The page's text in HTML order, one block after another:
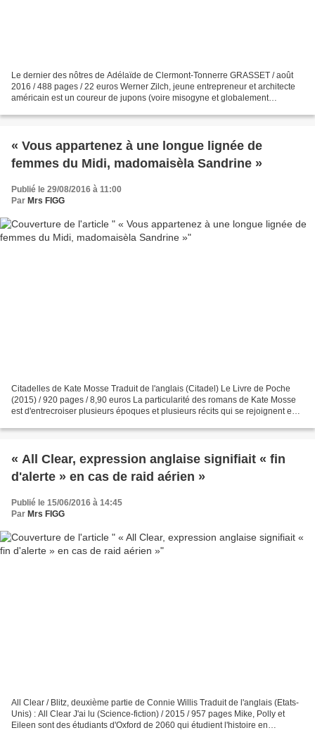
Le dernier des nôtres de Adélaïde de Clermont-Tonnerre GRASSET / août
2016 / 488 pages / 22 euros Werner Zilch, jeune entrepreneur et architecte
américain est un coureur de jupons (voire misogyne et globalement
« Vous appartenez à une longue lignée de
femmes du Midi, madomaisèla Sandrine »
Publié le 29/08/2016 à 11:00
Par Mrs FIGG
Citadelles de Kate Mosse Traduit de l'anglais (Citadel) Le Livre de Poche
(2015) / 920 pages / 8,90 euros La particularité des romans de Kate Mosse
est d'entrecroiser plusieurs époques et plusieurs récits qui se rejoignent en
« All Clear, expression anglaise signifiait « fin
d'alerte » en cas de raid aérien »
Publié le 15/06/2016 à 14:45
Par Mrs FIGG
All Clear / Blitz, deuxième partie de Connie Willis Traduit de l'anglais (Etats-
Unis) : All Clear J'ai lu (Science-fiction) / 2015 / 957 pages Mike, Polly et
Eileen sont des étudiants d'Oxford de 2060 qui étudient l'histoire en